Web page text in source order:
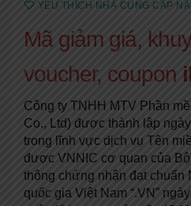
YÊU THÍCH NHÀ CUNG CẤP
Mã giảm giá,
voucher, coupon
Công ty TNHH MTV Phần
Co., Ltd) được thành lập
trong lĩnh vực dịch vụ Tên
được VNNIC cơ quan của
thông chứng nhận đạt chuẩn
quốc gia Việt Nam “.VN”